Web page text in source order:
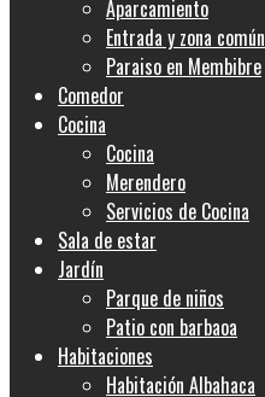
Aparcamiento
Entrada y zona común
Paraiso en Membibre
Comedor
Cocina
Cocina
Merendero
Servicios de Cocina
Sala de estar
Jardín
Parque de niños
Patio con barbaoa
Habitaciones
Habitación Albahaca